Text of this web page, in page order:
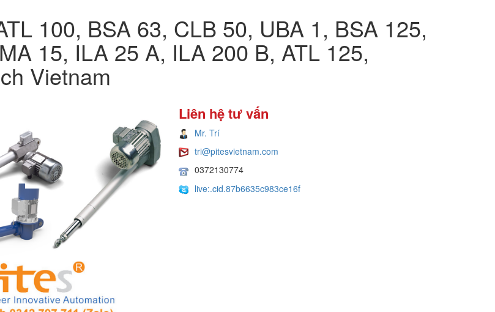
100, BSA 63, CLB 50, UBA 1, BSA 125,
15, ILA 25 A, ILA 200 B, ATL 125,
Vietnam
Liên hệ tư vấn
Mr. Trí
tri@pitesvietnam.com
0372130774
live:.cid.87b6635c983ce16f